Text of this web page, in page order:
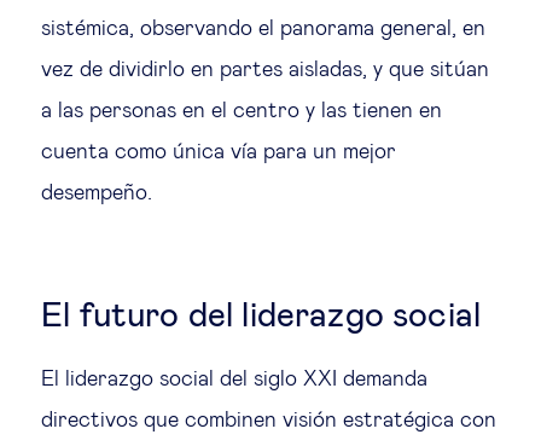
sistémica, observando el panorama general, en
vez de dividirlo en partes aisladas, y que sitúan
a las personas en el centro y las tienen en
cuenta como única vía para un mejor
desempeño.
El futuro del liderazgo social
El liderazgo social del siglo XXI demanda
directivos que combinen visión estratégica con